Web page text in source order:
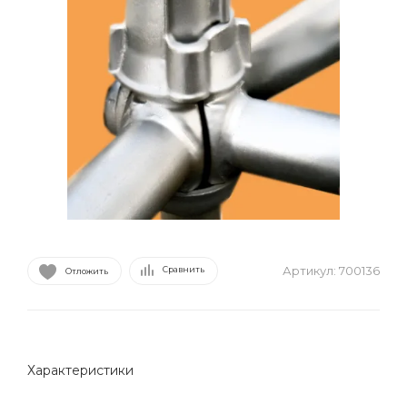
Отложить Сравнить Артикул: 700136
Характеристики